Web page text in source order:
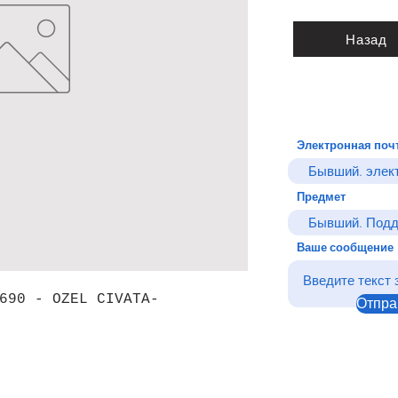
- OZEL CIVATA-
Назад
Электронная
Предмет
Ваше сообщение